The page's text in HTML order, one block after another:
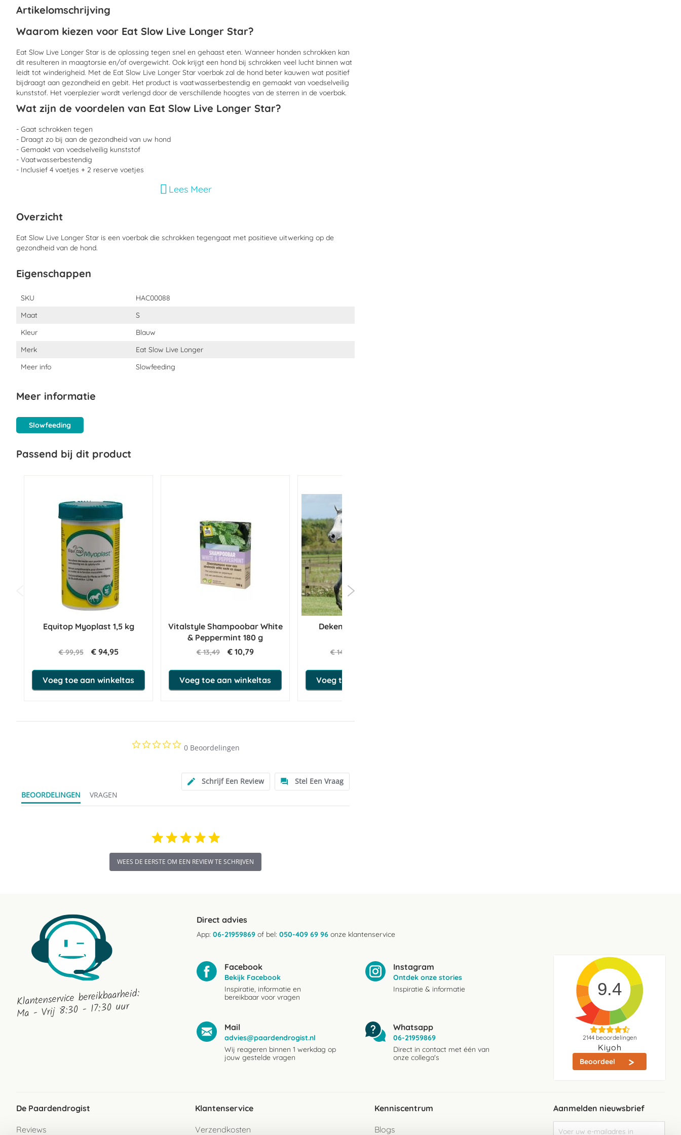
van
afbeeldingen-
Artikelomschrijving
Waarom kiezen voor Eat Slow Live Longer Star?
Eat Slow Live Longer Star is de oplossing tegen snel en gehaast eten. Wanneer honden schrokken kan
dit resulteren in maagtorsie en/of overgewicht. Ook krijgt een hond bij schrokken veel lucht binnen wat
leidt tot winderigheid. Met de Eat Slow Live Longer Star voerbak zal de hond beter kauwen wat positief
bijdraagt aan gezondheid en gebit. Het product is vaatwasserbestendig en gemaakt van voedselveilig
kunststof. Het voerplezier wordt verlengd door de verschillende hoogtes van de sterren in de voerbak.
Wat zijn de voordelen van Eat Slow Live Longer Star?
- Gaat schrokken tegen
- Draagt zo bij aan de gezondheid van uw hond
- Gemaakt van voedselveilig kunststof
- Vaatwasserbestendig
- Inclusief 4 voetjes + 2 reserve voetjes
Hoe moet ik Eat Slow Live Longer Star gebruiken?
Eat Slow Live Longer Star kan gevuld worden met hondenvoer van alle soorten.
Wat zit er in Eat Slow Live Longer Star?
Formaten:Small: 20,5 cm
Lees Meer
Overzicht
Eat Slow Live Longer Star is een voerbak die schrokken tegengaat met positieve uitwerking op de
gezondheid van de hond.
Eigenschappen
Eigenschappen
SKU
HAC00088
Maat
S
Kleur
Blauw
Merk
Eat Slow Live Longer
Meer info
Slowfeeding
Meer informatie
Slowfeeding
Passend bij dit product
Equitop Myoplast 1,5 kg
€ 99,95 € 94,95
Voeg toe aan winkeltas
Vitalstyle Shampoobar White
& Peppermint 180 g
€ 13,49 € 10,79
Voeg toe aan winkeltas
Deken Bucas Irish 150g
€ 145,00
Voeg toe aan winkeltas
0.0
star
0 Beoordelingen
Schrijf Een Review
Stel Een Vraag
BEOORDELINGEN
VRAGEN
WEES DE EERSTE OM EEN REVIEW TE SCHRIJVEN
Klantenservice bereikbaarheid:
Ma - Vrij 8:30 - 17:30 uur
Direct advies
App: 06-21959869 of bel: 050-409 69 96 onze klantenservice
Facebook
Bekijk Facebook
Inspiratie, informatie en
bereikbaar voor vragen
Instagram
Ontdek onze stories
Inspiratie & informatie
Mail
advies@paardendrogist.nl
Wij reageren binnen 1 werkdag op
jouw gestelde vragen
Whatsapp
06-21959869
Direct in contact met één van
onze collega's
9.4
2144beoordelingen
Kiyoh
Beoordeel
De Paardendrogist
Reviews
Klantenservice
Verzendkosten
Kenniscentrum
Blogs
Aanmelden nieuwsbrief